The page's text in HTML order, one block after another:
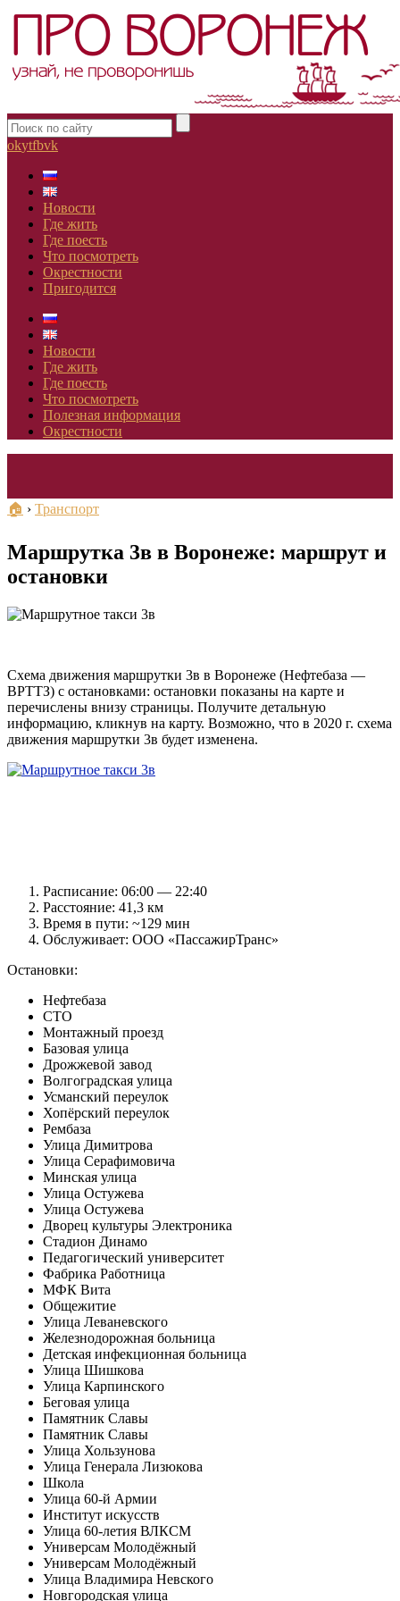
okytfbvk
Новости
Где жить
Где поесть
Что посмотреть
Окрестности
Пригодится
Новости
Где жить
Где поесть
Что посмотреть
Полезная информация
Окрестности
🏠 › Транспорт
Маршрутка 3в в Воронеже: маршрут и
остановки
Схема движения маршрутки 3в в Воронеже (Нефтебаза —
ВРТТЗ) с остановками: остановки показаны на карте и
перечислены внизу страницы. Получите детальную
информацию, кликнув на карту. Возможно, что в 2020 г. схема
движения маршрутки 3в будет изменена.
Расписание: 06:00 — 22:40
Расстояние: 41,3 км
Время в пути: ~129 мин
Обслуживает: ООО «ПассажирТранс»
Остановки:
Нефтебаза
СТО
Монтажный проезд
Базовая улица
Дрожжевой завод
Волгоградская улица
Усманский переулок
Хопёрский переулок
Рембаза
Улица Димитрова
Улица Серафимовича
Минская улица
Улица Остужева
Улица Остужева
Дворец культуры Электроника
Стадион Динамо
Педагогический университет
Фабрика Работница
МФК Вита
Общежитие
Улица Леваневского
Железнодорожная больница
Детская инфекционная больница
Улица Шишкова
Улица Карпинского
Беговая улица
Памятник Славы
Памятник Славы
Улица Хользунова
Улица Генерала Лизюкова
Школа
Улица 60-й Армии
Институт искусств
Улица 60-летия ВЛКСМ
Универсам Молодёжный
Универсам Молодёжный
Улица Владимира Невского
Новгородская улица